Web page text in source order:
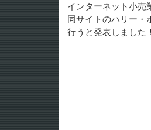
インターネット小売
同サイトのハリー・
行うと発表しました！